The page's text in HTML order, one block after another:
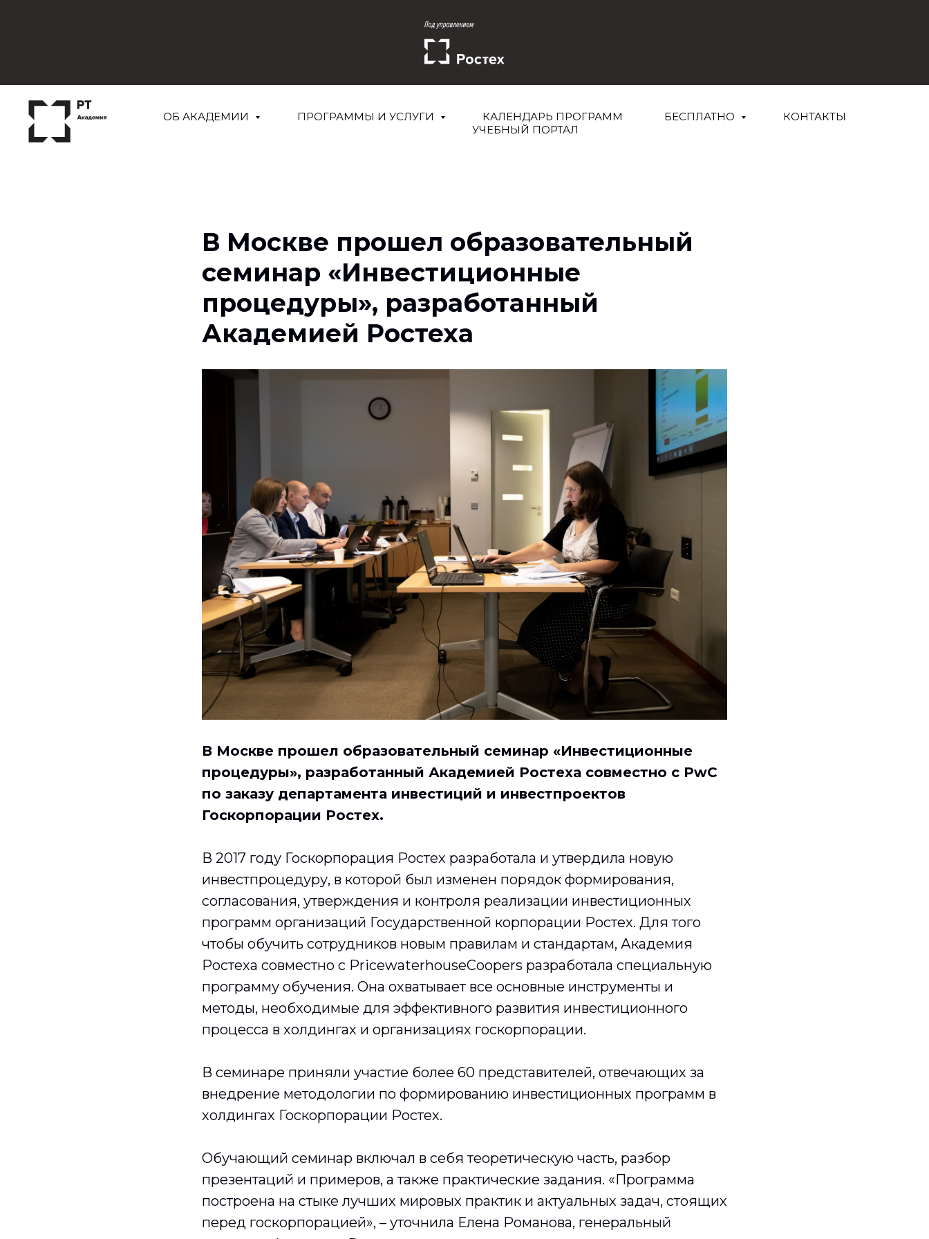
ОБ АКАДЕМИИ ПРОГРАММЫ И УСЛУГИ КАЛЕНДАРЬ ПРОГРАММ БЕСПЛАТНО
КОНТАКТЫ
УЧЕБНЫЙ ПОРТАЛ
В Москве прошел образовательный
семинар «Инвестиционные
процедуры», разработанный
Академией Ростеха
В Москве прошел образовательный семинар «Инвестиционные
процедуры», разработанный Академией Ростеха совместно с PwC
по заказу департамента инвестиций и инвестпроектов
Госкорпорации Ростех.
В 2017 году Госкорпорация Ростех разработала и утвердила новую
инвестпроцедуру, в которой был изменен порядок формирования,
согласования, утверждения и контроля реализации инвестиционных
программ организаций Государственной корпорации Ростех. Для того
чтобы обучить сотрудников новым правилам и стандартам, Академия
Ростеха совместно с PricewaterhouseCoopers разработала специальную
программу обучения. Она охватывает все основные инструменты и
методы, необходимые для эффективного развития инвестиционного
процесса в холдингах и организациях госкорпорации.
В семинаре приняли участие более 60 представителей, отвечающих за
внедрение методологии по формированию инвестиционных программ в
холдингах Госкорпорации Ростех.
Обучающий семинар включал в себя теоретическую часть, разбор
презентаций и примеров, а также практические задания. «Программа
построена на стыке лучших мировых практик и актуальных задач, стоящих
перед госкорпорацией», – уточнила Елена Романова, генеральный